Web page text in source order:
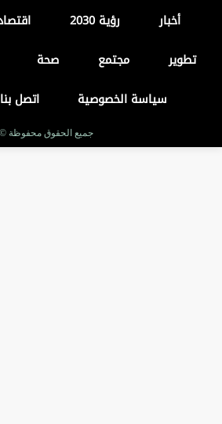
أخبار رؤية 2030
تطوير
مجتمع صحة
سياسة الخصوصية
اتصل بنا
جميع الحقوق محفوظة ©